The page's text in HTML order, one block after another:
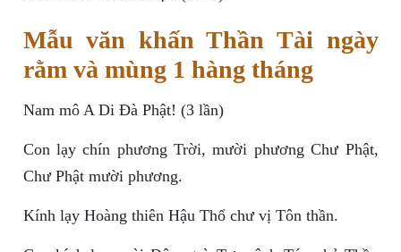
Mẫu văn khấn Thần Tài ngày
rằm và mùng 1 hàng tháng
Nam mô A Di Đà Phật! (3 lần)
Con lạy chín phương Trời, mười phương Chư Phật,
Chư Phật mười phương.
Kính lạy Hoàng thiên Hậu Thổ chư vị Tôn thần.